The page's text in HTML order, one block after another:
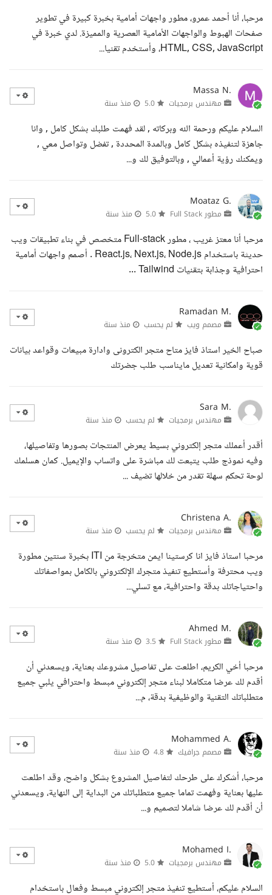
مرحبا، أنا أحمد عمرو، مطور واجهات أمامية بخبرة كبيرة في تطوير
صفحات الهبوط والواجهات الأمامية العصرية والمميزة. لدي خبرة في
HTML, CSS, JavaScript، وأستخدم تقنيا...
Massa N.
مهندس برمجيات منذ سنة
السلام عليكم ورحمة الله وبركاته , لقد فهمت طلبك بشكل كامل , وانا
جاهزة لتنفيذه بشكل كامل وبالمدة المحددة , تفضل وتواصل معي ,
ويمكنك رؤية أعمالي , وبالتوفيق لك و...
Moataz G.
مطور Full Stack منذ سنة
مرحبا أنا معتز غريب ، مطور Full-stack متخصص في بناء تطبيقات ويب
حديثة باستخدام React.js، Next.js، Node.js . أصمم واجهات أمامية
احترافية وجذابة بتقنيات Tailwind ...
Ramadan M.
مصمم ويب لم يحسب منذ سنة
صباح الخير استاذ فايز متاح متجر الكترونى وادارة مبيعات وقواعد بيانات
قوية وامكانية تعديل مايناسب طلب جضرتك
Sara M.
مهندس برمجيات لم يحسب منذ سنة
أقدر أعملك متجر إلكتروني بسيط يعرض المنتجات بصورها وتفاصيلها،
وفيه نموذج طلب يتبعت لك مباشرة على واتساب والإيميل. كمان هسلمك
لوحة تحكم سهلة تقدر من خلالها تضيف ...
Christena A.
مهندس برمجيات لم يحسب منذ سنة
مرحبا استاذ فايز انا كرستينا ايمن متخرجة من ITI بخبرة سنتين مطورة
ويب محترفة وأستطيع تنفيذ متجرك الإلكتروني بالكامل بمواصفاتك
واحتياجاتك بدقة واحترافية، مع تسلي...
Ahmed M.
مطور Full Stack منذ سنة
مرحبا أخي الكريم، اطلعت على تفاصيل مشروعك بعناية، ويسعدني أن
أقدم لك عرضا متكاملا لبناء متجر إلكتروني مبسط واحترافي يلبي جميع
متطلباتك التقنية والوظيفية بدقة، م...
Mohammed A.
مصمم جرافيك منذ سنة
مرحبا، أشكرك على طرحك لتفاصيل المشروع بشكل واضح، وقد اطلعت
عليها بعناية وفهمت تماما جميع متطلباتك من البداية إلى النهاية، ويسعدني
أن أقدم لك عرضا شاملا لتصميم و...
Mohamed I.
مهندس برمجيات منذ سنة
السلام عليكم، أستطيع تنفيذ متجر إلكتروني مبسط وفعال باستخدام